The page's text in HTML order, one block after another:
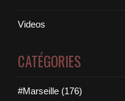
Videos
CATÉGORIES
#Marseille (176)